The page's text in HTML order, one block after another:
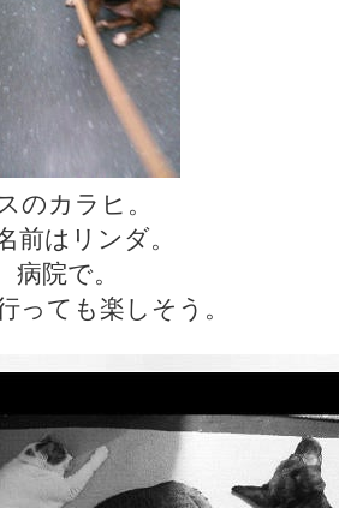
のカラヒ。
前はリンダ。
病院で。
っても楽しそう。